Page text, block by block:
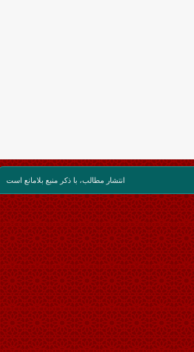
انتشار مطالب، با ذکر منبع بلامانع است